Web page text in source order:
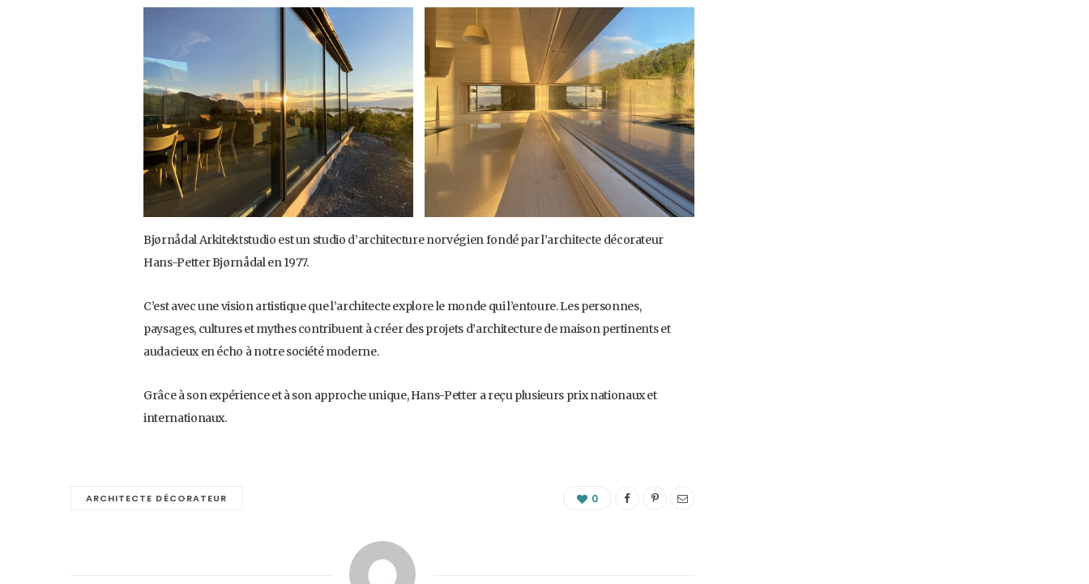
Bjørnådal Arkitektstudio est un studio d’architecture norvégien fondé par l’architecte décorateur
Hans-Petter Bjørnådal en 1977.
C’est avec une vision artistique que l’architecte explore le monde qui l’entoure. Les personnes,
paysages, cultures et mythes contribuent à créer des projets d’architecture de maison pertinents et
audacieux en écho à notre société moderne.
Grâce à son expérience et à son approche unique, Hans-Petter a reçu plusieurs prix nationaux et
internationaux.
ARCHITECTE DÉCORATEUR 0